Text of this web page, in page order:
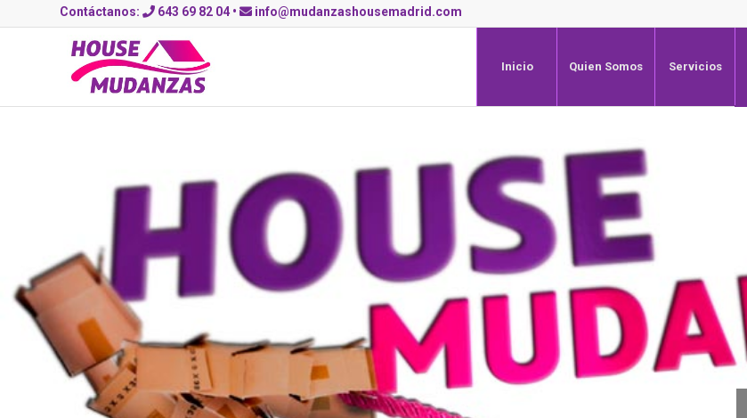
Contáctanos: 643 69 82 04 • info@mudanzashousemadrid.com
Inicio Quien Somos Servicios